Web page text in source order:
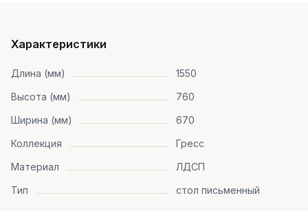
Характеристики
Длина (мм)
1550
Высота (мм)
760
Ширина (мм)
670
Коллекция
Гресс
Материал
ЛДСП
Тип
стол письменный